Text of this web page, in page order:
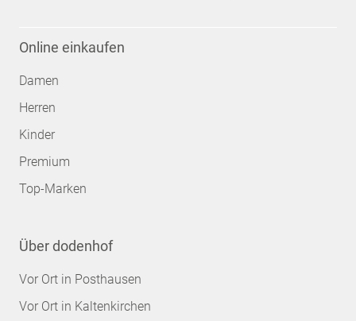
Online einkaufen
Damen
Herren
Kinder
Premium
Top-Marken
Über dodenhof
Vor Ort in Posthausen
Vor Ort in Kaltenkirchen